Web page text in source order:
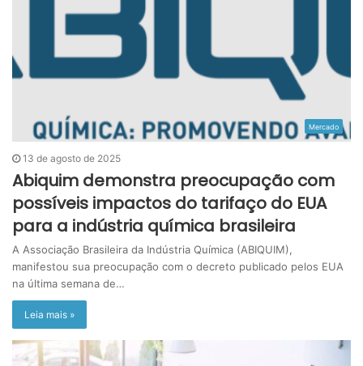
Mercado
13 de agosto de 2025
Abiquim demonstra preocupação com
possíveis impactos do tarifaço do EUA
para a indústria química brasileira
A Associação Brasileira da Indústria Química (ABIQUIM),
manifestou sua preocupação com o decreto publicado pelos EUA
na última semana de…
Leia mais »